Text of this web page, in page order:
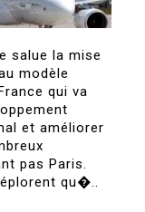
salue la mise
modèle
qui va
et améliorer
pas Paris.
qu�..